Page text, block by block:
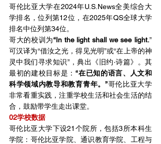
哥伦比亚大学在2024年U.S.News全美综合大
学排名，位列第12位，在2025年QS全球大学
排名中位列第34位。
哥大的校训为“In the light shall we see light.”
可汉译为“借汝之光，得见光明”或“在上帝的神
灵中我们寻求知识”，典出《旧约·诗篇》。其
最初的建校目标是：“在已知的语言、人文和
科学领域内教导和教育青年。”哥伦比亚大学
非常看重实践，注重学校生活和社会生活的结
合，鼓励带学生走出课堂。
02学校数据
哥伦比亚大学下设21个院所，包括3所本科生
学院：哥伦比亚学院、通识教育学院、工程与